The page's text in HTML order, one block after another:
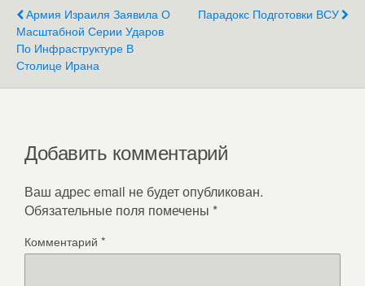
Армия Израиля Заявила О
Масштабной Серии Ударов
По Инфраструктуре В
Столице Ирана
Парадокс Подготовки ВСУ
Добавить комментарий
Ваш адрес email не будет опубликован.
Обязательные поля помечены *
Комментарий *